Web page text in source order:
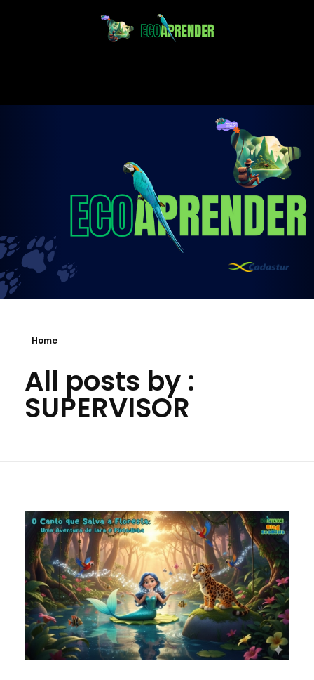
Projeto Ecoaprender
Educação Ambiental
Home
All posts by :
SUPERVISOR